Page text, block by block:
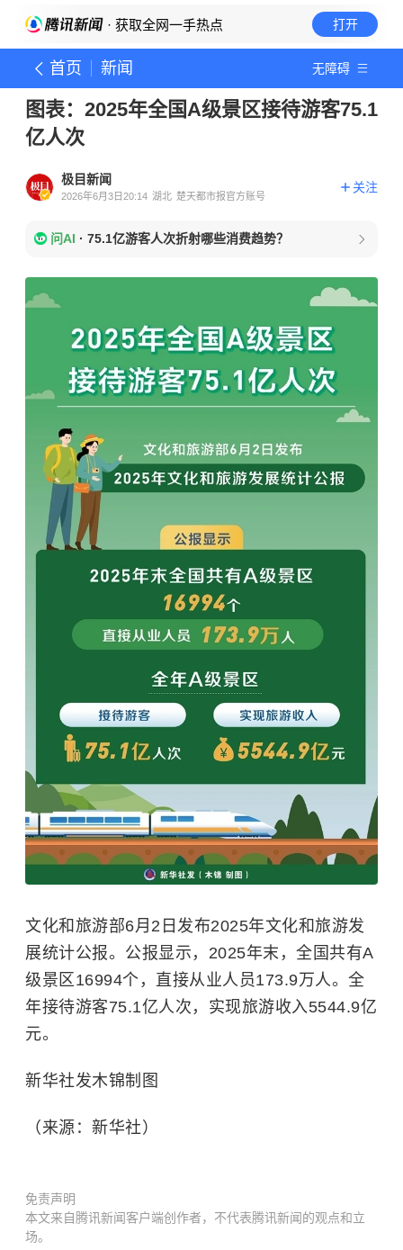
· 获取全网一手热点 打开
首页 新闻 无障碍
图表：2025年全国A级景区接待游客75.1
亿人次
极目新闻
2026年6月3日20:14 湖北 楚天都市报官方账号
关注
问AI · 75.1亿游客人次折射哪些消费趋势？
文化和旅游部6月2日发布2025年文化和旅游发
展统计公报。公报显示，2025年末，全国共有A
级景区16994个，直接从业人员173.9万人。全
年接待游客75.1亿人次，实现旅游收入5544.9亿
元。
新华社发木锦制图
（来源：新华社）
免责声明
本文来自腾讯新闻客户端创作者，不代表腾讯新闻的观点和立
场。